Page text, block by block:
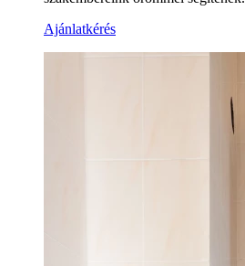
Ajánlatkérés